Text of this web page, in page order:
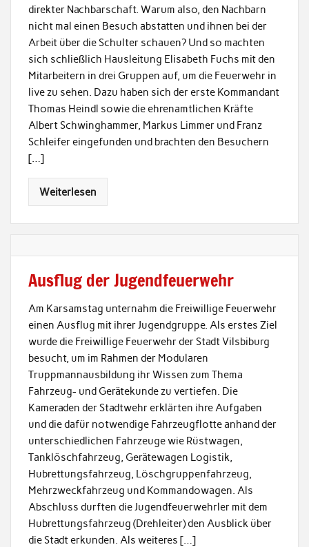
direkter Nachbarschaft. Warum also, den Nachbarn
nicht mal einen Besuch abstatten und ihnen bei der
Arbeit über die Schulter schauen? Und so machten
sich schließlich Hausleitung Elisabeth Fuchs mit den
Mitarbeitern in drei Gruppen auf, um die Feuerwehr in
live zu sehen. Dazu haben sich der erste Kommandant
Thomas Heindl sowie die ehrenamtlichen Kräfte
Albert Schwinghammer, Markus Limmer und Franz
Schleifer eingefunden und brachten den Besuchern
[…]
Weiterlesen
Ausflug der Jugendfeuerwehr
Am Karsamstag unternahm die Freiwillige Feuerwehr
einen Ausflug mit ihrer Jugendgruppe. Als erstes Ziel
wurde die Freiwillige Feuerwehr der Stadt Vilsbiburg
besucht, um im Rahmen der Modularen
Truppmannausbildung ihr Wissen zum Thema
Fahrzeug- und Gerätekunde zu vertiefen. Die
Kameraden der Stadtwehr erklärten ihre Aufgaben
und die dafür notwendige Fahrzeugflotte anhand der
unterschiedlichen Fahrzeuge wie Rüstwagen,
Tanklöschfahrzeug, Gerätewagen Logistik,
Hubrettungsfahrzeug, Löschgruppenfahrzeug,
Mehrzweckfahrzeug und Kommandowagen. Als
Abschluss durften die Jugendfeuerwehrler mit dem
Hubrettungsfahrzeug (Drehleiter) den Ausblick über
die Stadt erkunden. Als weiteres […]